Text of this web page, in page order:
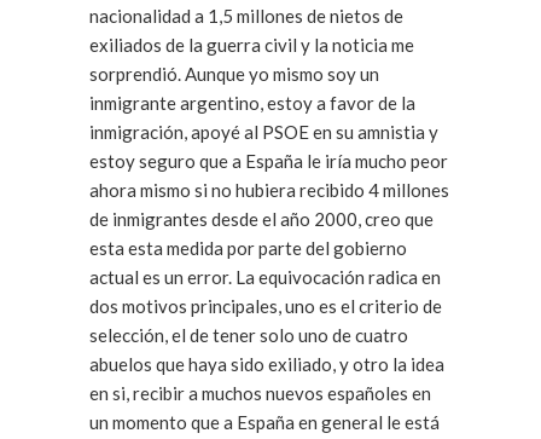
nacionalidad a 1,5 millones de nietos de
exiliados de la guerra civil y la noticia me
sorprendió. Aunque yo mismo soy un
inmigrante argentino, estoy a favor de la
inmigración, apoyé al PSOE en su amnistia y
estoy seguro que a España le iría mucho peor
ahora mismo si no hubiera recibido 4 millones
de inmigrantes desde el año 2000, creo que
esta esta medida por parte del gobierno
actual es un error. La equivocación radica en
dos motivos principales, uno es el criterio de
selección, el de tener solo uno de cuatro
abuelos que haya sido exiliado, y otro la idea
en si, recibir a muchos nuevos españoles en
un momento que a España en general le está